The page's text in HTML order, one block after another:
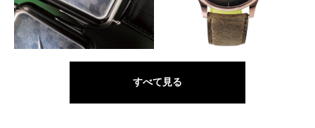
H.MOSER&CIE.
スイス アルプ ウォッチ ミニッ
ツリピーター
H.MOSER&CIE.
ベンチャー・スモールセコンド
XL ピュリティ
すべて見る